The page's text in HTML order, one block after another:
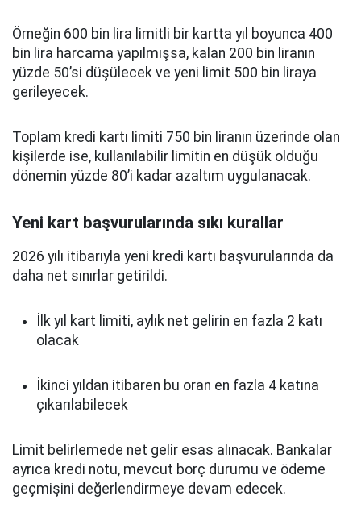
Örneğin 600 bin lira limitli bir kartta yıl boyunca 400
bin lira harcama yapılmışsa, kalan 200 bin liranın
yüzde 50’si düşülecek ve yeni limit 500 bin liraya
gerileyecek.
Toplam kredi kartı limiti 750 bin liranın üzerinde olan
kişilerde ise, kullanılabilir limitin en düşük olduğu
dönemin yüzde 80’i kadar azaltım uygulanacak.
Yeni kart başvurularında sıkı kurallar
2026 yılı itibarıyla yeni kredi kartı başvurularında da
daha net sınırlar getirildi.
İlk yıl kart limiti, aylık net gelirin en fazla 2 katı
olacak
İkinci yıldan itibaren bu oran en fazla 4 katına
çıkarılabilecek
Limit belirlemede net gelir esas alınacak. Bankalar
ayrıca kredi notu, mevcut borç durumu ve ödeme
geçmişini değerlendirmeye devam edecek.